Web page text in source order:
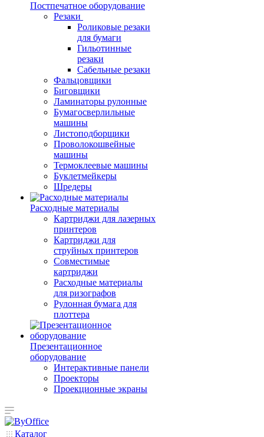
Постпечатное оборудование
Резаки
Роликовые резаки
для бумаги
Гильотинные
резаки
Сабельные резаки
Фальцовщики
Биговщики
Ламинаторы рулонные
Бумагосверлильные
машины
Листоподборщики
Проволокошвейные
машины
Термоклеевые машины
Буклетмейкеры
Шредеры
Расходные материалы
Картриджи для лазерных
принтеров
Картриджи для
струйных принтеров
Совместимые
картриджи
Расходные материалы
для ризографов
Рулонная бумага для
плоттера
Презентационное
оборудование
Интерактивные панели
Проекторы
Проекционные экраны
Каталог